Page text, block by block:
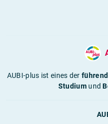
AUBI-plus ist eines der
Studiumund